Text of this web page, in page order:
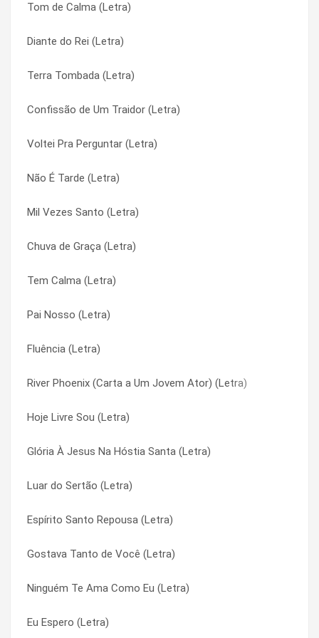
Tom de Calma (Letra)
Diante do Rei (Letra)
Terra Tombada (Letra)
Confissão de Um Traidor (Letra)
Voltei Pra Perguntar (Letra)
Não É Tarde (Letra)
Mil Vezes Santo (Letra)
Chuva de Graça (Letra)
Tem Calma (Letra)
Pai Nosso (Letra)
Fluência (Letra)
River Phoenix (Carta a Um Jovem Ator) (Letra)
Hoje Livre Sou (Letra)
Glória À Jesus Na Hóstia Santa (Letra)
Luar do Sertão (Letra)
Espírito Santo Repousa (Letra)
Gostava Tanto de Você (Letra)
Ninguém Te Ama Como Eu (Letra)
Eu Espero (Letra)
Não É Tarde (Letra)
Não Desista do Amor (Letra)
Nada Poderá (Letra)
Na Rota do Eterno (Letra)
Na Rota Do Céu (Letra)
Na Mira (Letra)
Motivos Pra Recomeçar (Letra)
Missão de Profeta (Letra)
Milagres (Letra)
Milagre De Amor (Letra)
Mil Vezes Santo (Letra)
Meu Deus Quis Assim (Letra)
Meu Coração Na Cruz (Letra)
Meu Abrigo (Letra)
Me Espera (Letra)
Maria e o Anjo (Letra)
Marcas na Alma (Letra)
Marcas Do Eterno (Letra)
Mais Perto (Letra)
Cura Interior (Letra)
Cura Interior (Letra)
Derrama o Teu Amor Aqui (Letra)
Derrama o Teu Amor Aqui (Letra)
Deserto (Letra)
Deserto (Letra)
Deus É Capaz (Letra)
Deus É Capaz (Letra)
Deus É Pai (Letra)
Deus É Pai (Letra)
Deus No Esconderijo do Verso (Letra)
Deus No Esconderijo do Verso (Letra)
Diante do Rei (Letra)
Diante do Rei (Letra)
Diante Do Trono (Letra)
Diante Do Trono (Letra)
Disparada (Letra)
Disparada (Letra)
Distância (Letra)